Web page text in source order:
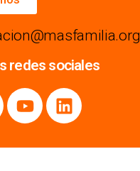
redes sociales